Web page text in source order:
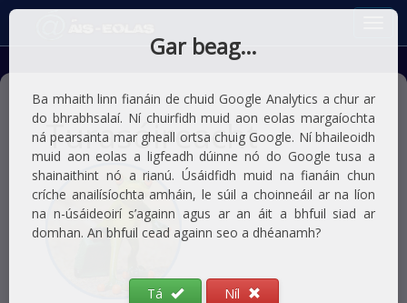
Turasóireacht
Gar beag…
Ba mhaith linn fianáin de chuid Google Analytics a chur ar
do bhrabhsalaí. Ní chuirfidh muid aon eolas margaíochta
ná pearsanta mar gheall ortsa chuig Google. Ní bhaileoidh
muid aon eolas a ligfeadh dúinne nó do Google tusa a
shainaithint nó a rianú. Úsáidfidh muid na fianáin chun
críche anailísíochta amháin, le súil a choinneáil ar na líon
na n-úsáideoirí s’againn agus ar an áit a bhfuil siad ar
domhan. An bhfuil cead againn seo a dhéanamh?
Tá Níl